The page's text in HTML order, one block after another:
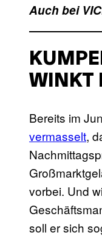
Auch bei
WINKT
Bereits im
vermasselt,
vorbei. Und
soll er sich